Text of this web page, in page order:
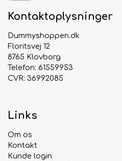
Kontaktoplysninger
Dummyshoppen.dk
Floritsvej 12
8765 Klovborg
Telefon: 61559953
CVR: 36992085
Links
Om os
Kontakt
Kunde login